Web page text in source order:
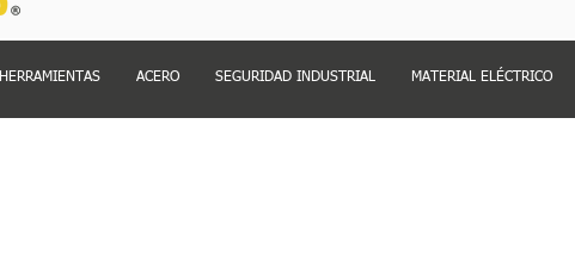
HERRAMIENTAS ACERO SEGURIDAD INDUSTRIAL MATERIAL ELÉCTRICO